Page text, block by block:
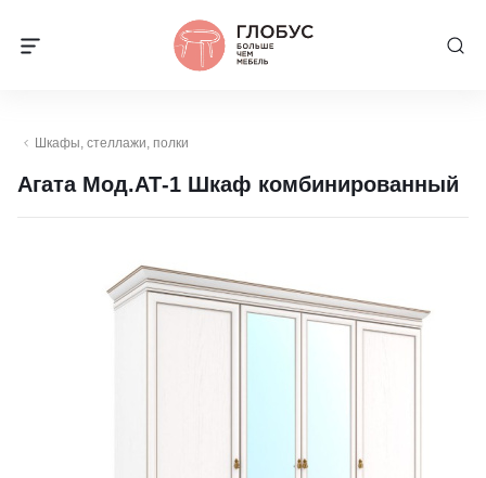
Шкафы, стеллажи, полки
Агата Мод.АТ-1 Шкаф комбинированный